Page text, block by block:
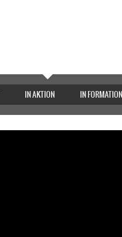
IN AKTION IN FORMATION